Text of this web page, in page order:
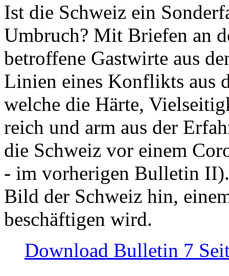
Ist die Schweiz ein
Umbruch? Mit Briefen an
betroffene Gastwirte aus
Linien eines Konflikts aus
welche die Härte,
reich und arm aus der
die Schweiz vor einem
- im vorherigen Bulletin
Bild der Schweiz hin,
beschäftigen wird.
Download Bulletin 7